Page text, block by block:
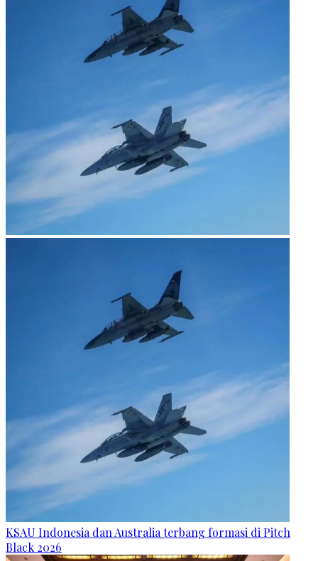
KSAU Indonesia dan Australia terbang formasi di Pitch
Black 2026